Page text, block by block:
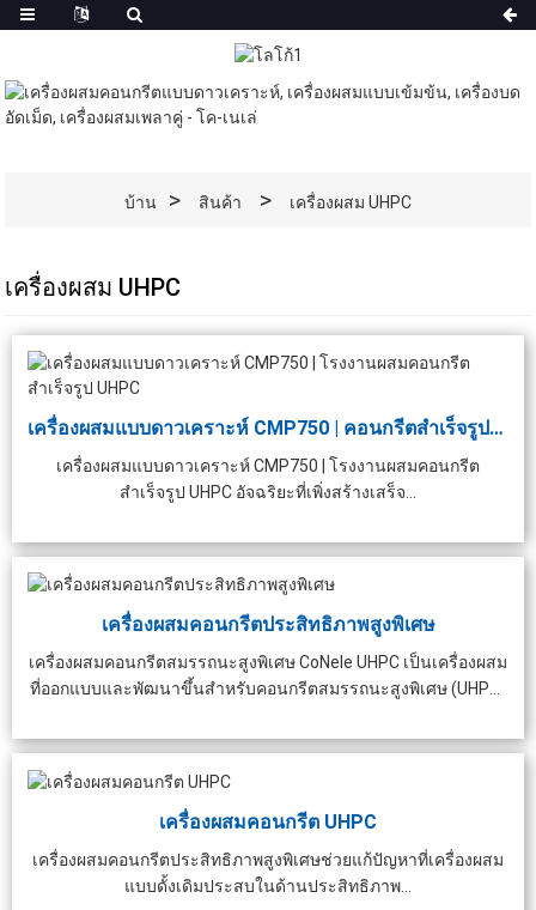
บ้าน สินค้า เครื่องผสม UHPC
เครื่องผสม UHPC
เครื่องผสมแบบดาวเคราะห์ CMP750 | คอนกรีตสำเร็จรูป UHPC...
เครื่องผสมแบบดาวเคราะห์ CMP750 | โรงงานผสมคอนกรีต
สำเร็จรูป UHPC อัจฉริยะที่เพิ่งสร้างเสร็จ...
เครื่องผสมคอนกรีตประสิทธิภาพสูงพิเศษ
เครื่องผสมคอนกรีตสมรรถนะสูงพิเศษ CoNele UHPC เป็นเครื่องผสม
ที่ออกแบบและพัฒนาขึ้นสำหรับคอนกรีตสมรรถนะสูงพิเศษ (UHPC)
เครื่องผสมคอนกรีต UHPC
เครื่องผสมคอนกรีตประสิทธิภาพสูงพิเศษช่วยแก้ปัญหาที่เครื่องผสม
แบบดั้งเดิมประสบในด้านประสิทธิภาพ...